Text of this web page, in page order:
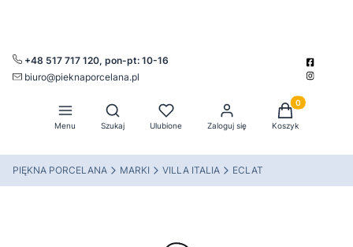
+48 517 717 120, pon-pt: 10-16
biuro@pieknaporcelana.pl
Menu
Otwórz wyszukiwarkę
Szukaj Ulubione Zaloguj się
Produkty w
Koszyk
PIĘKNA PORCELANA MARKI VILLA ITALIA ECLAT